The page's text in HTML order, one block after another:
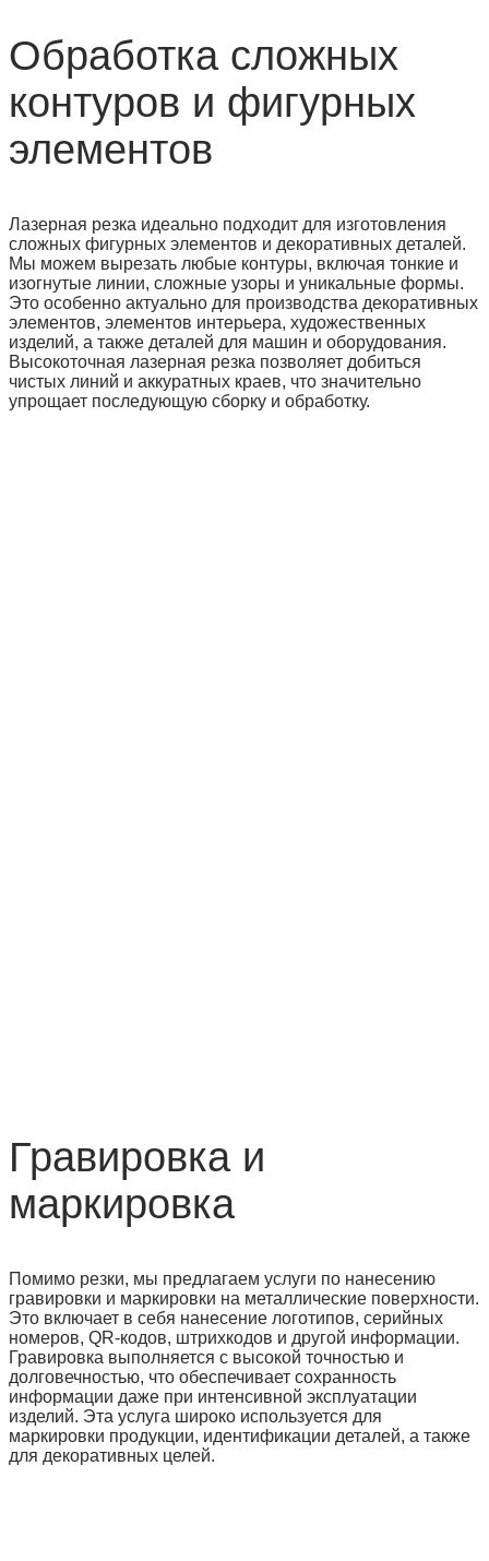
Обработка сложных
контуров и фигурных
элементов
Лазерная резка идеально подходит для изготовления
сложных фигурных элементов и декоративных деталей.
Мы можем вырезать любые контуры, включая тонкие и
изогнутые линии, сложные узоры и уникальные формы.
Это особенно актуально для производства декоративных
элементов, элементов интерьера, художественных
изделий, а также деталей для машин и оборудования.
Высокоточная лазерная резка позволяет добиться
чистых линий и аккуратных краев, что значительно
упрощает последующую сборку и обработку.
Гравировка и
маркировка
Помимо резки, мы предлагаем услуги по нанесению
гравировки и маркировки на металлические поверхности.
Это включает в себя нанесение логотипов, серийных
номеров, QR-кодов, штрихкодов и другой информации.
Гравировка выполняется с высокой точностью и
долговечностью, что обеспечивает сохранность
информации даже при интенсивной эксплуатации
изделий. Эта услуга широко используется для
маркировки продукции, идентификации деталей, а также
для декоративных целей.